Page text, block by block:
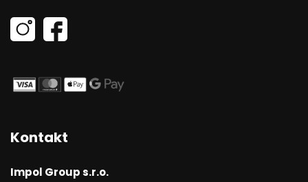
Kontakt
Impol Group s.r.o.